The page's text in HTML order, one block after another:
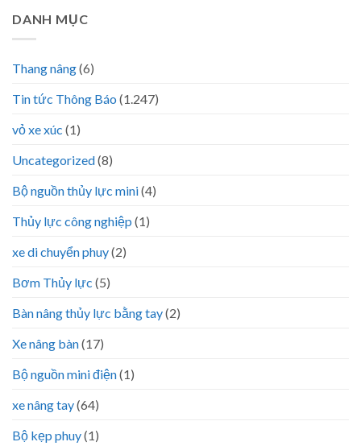
DANH MỤC
Thang nâng(6)
Tin tức Thông Báo (1.247)
vỏ xe xúc (1)
Uncategorized(8)
Bộ nguồn thủy lực mini(4)
Thủy lực công nghiệp (1)
xe di chuyển phuy(2)
Bơm Thủy lực (5)
Bàn nâng thủy lực bằng tay(2)
Xe nâng bàn(17)
Bộ nguồn mini điện(1)
xe nâng tay(64)
Bộ kẹp phuy(1)